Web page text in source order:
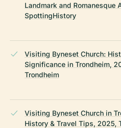
Landmark and Romanesque
SpottingHistory
Visiting Byneset Church:
Significance in Trondheim,
Trondheim
Visiting Byneset Church in
History & Travel Tips, 2025,